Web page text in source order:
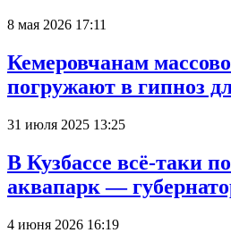
8 мая 2026 17:11
Кемеровчанам
погружают в гипноз
31 июля 2025 13:25
В Кузбассе всё-таки
аквапарк —
4 июня 2026 16:19